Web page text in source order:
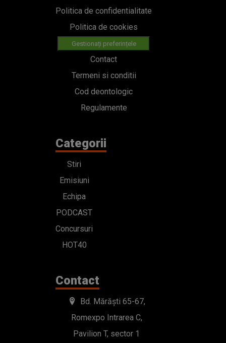
Politica de confidentialitate
Politica de cookies
Gestionați preferințele
Contact
Termeni si conditii
Cod deontologic
Regulamente
Categorii
Stiri
Emisiuni
Echipa
PODCAST
Concursuri
HOT40
Contact
Bd. Mărăști 65-67,
Romexpo Intrarea C,
Pavilion T, sector 1